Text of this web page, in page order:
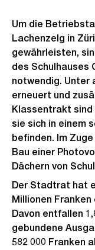
Um die
Lachenzelg in
gewährleisten,
des Schulhauses
notwendig. Unter
erneuert und
Klassentrakt
sie sich in einem
befinden. Im
Bau einer
Dächern von
Der Stadtrat hat
Millionen
Davon entfallen
gebundene
582 000 Franken